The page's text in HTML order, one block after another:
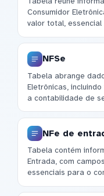
Consumidor
valor total,
NFSe
Tabela abrange
Eletrônicas,
a contabilidade de
NFe de
Tabela contém
Entrada, com
essenciais para o